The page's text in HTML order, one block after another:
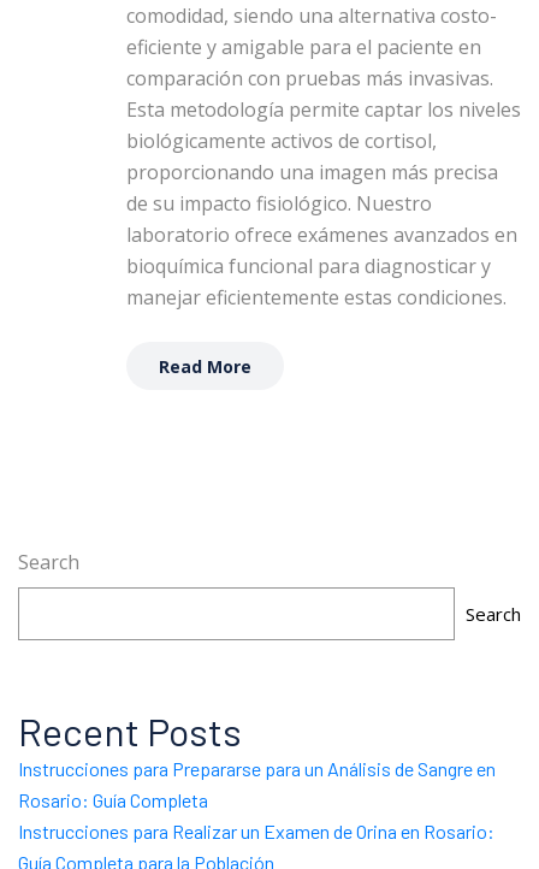
comodidad, siendo una alternativa costo-
eficiente y amigable para el paciente en
comparación con pruebas más invasivas.
Esta metodología permite captar los niveles
biológicamente activos de cortisol,
proporcionando una imagen más precisa
de su impacto fisiológico. Nuestro
laboratorio ofrece exámenes avanzados en
bioquímica funcional para diagnosticar y
manejar eficientemente estas condiciones.
Read More
Search
Search
Recent Posts
Instrucciones para Prepararse para un Análisis de Sangre en
Rosario: Guía Completa
Instrucciones para Realizar un Examen de Orina en Rosario:
Guía Completa para la Población